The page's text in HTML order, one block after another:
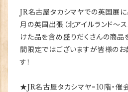
JR名古屋タカシマヤでの英国展に
月の英国出張（北アイルランド～ス
けた品を含め盛りだくさんの商品
間限定ではございますが皆様のお
す！
★JR名古屋タカシマヤ=10階・催